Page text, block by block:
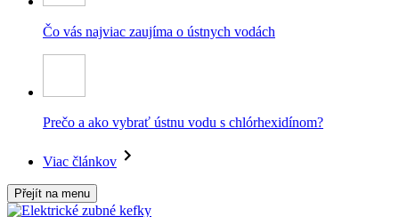
Čo vás najviac zaujíma o ústnych vodách
Prečo a ako vybrať ústnu vodu s chlórhexidínom?
Viac článkov
Přejít na menu